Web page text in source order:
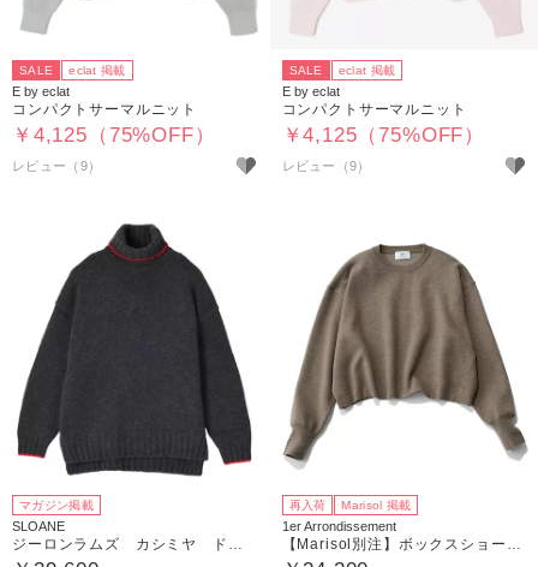
SALE eclat 掲載
E by eclat
コンパクトサーマルニット
￥4,125（75%OFF）
レビュー（9）
SALE eclat 掲載
E by eclat
コンパクトサーマルニット
￥4,125（75%OFF）
レビュー（9）
マガジン掲載
SLOANE
ジーロンラムズ カシミヤ ドロップショルダー
再入荷 Marisol 掲載
1er Arrondissement
【Marisol別注】ボックスショートニットプルオーバー